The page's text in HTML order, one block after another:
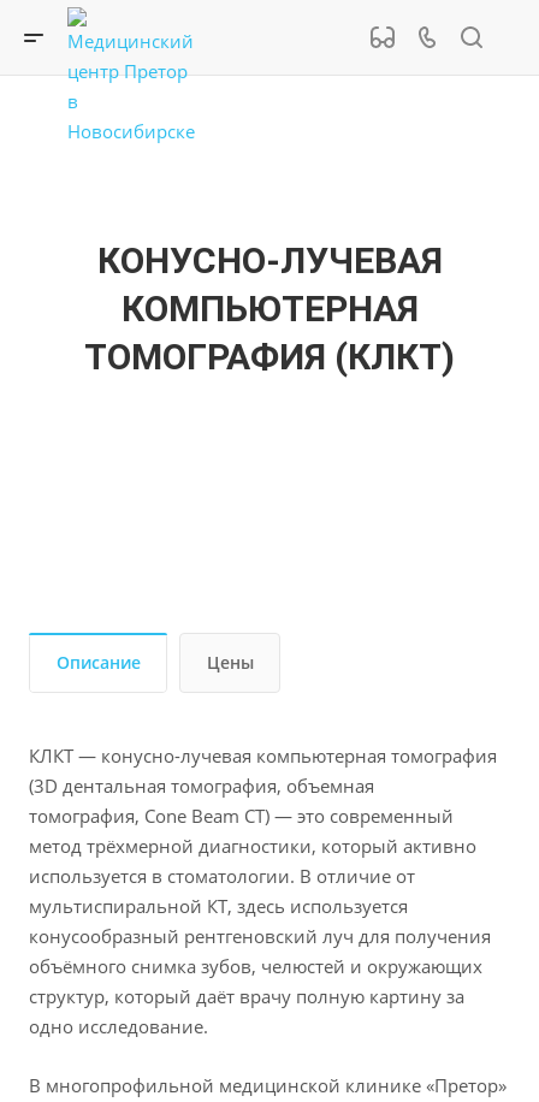
КОНУСНО-ЛУЧЕВАЯ
КОМПЬЮТЕРНАЯ
ТОМОГРАФИЯ (КЛКТ)
Описание Цены
КЛКТ — конусно-лучевая компьютерная томография
(3D дентальная томография, объемная
томография, Cone Beam CT) — это современный
метод трёхмерной диагностики, который активно
используется в стоматологии. В отличие от
мультиспиральной КТ, здесь используется
конусообразный рентгеновский луч для получения
объёмного снимка зубов, челюстей и окружающих
структур, который даёт врачу полную картину за
одно исследование.
В многопрофильной медицинской клинике «Претор»